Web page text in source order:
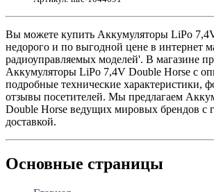
Вы можете купить Аккумуляторы LiPo
недорого и по выгодной цене в интернет
радиоуправляемых моделей'. В магазине
Аккумуляторы LiPo 7,4V Double Horse с
подробные технические характеристики,
отзывы посетителей. Мы предлагаем
Double Horse ведущих мировых брендов с
доставкой.
Основные страницы